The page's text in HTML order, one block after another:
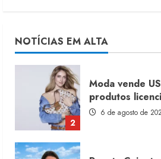
NOTÍCIAS EM ALTA
2
6 de agosto de 2026
3
Renata Caixeta
Sou de
5 de agosto de